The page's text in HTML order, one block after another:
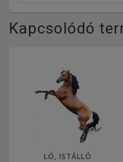
Kapcsolódó
LÓ, ISTÁLLÓ